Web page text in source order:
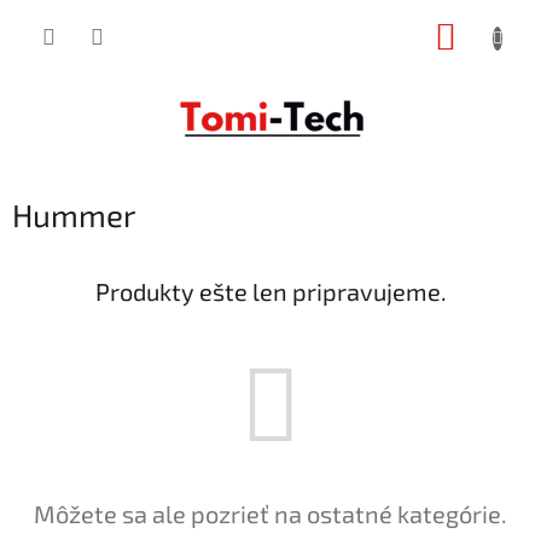
Hummer
Produkty ešte len pripravujeme.
Môžete sa ale pozrieť na ostatné kategórie.